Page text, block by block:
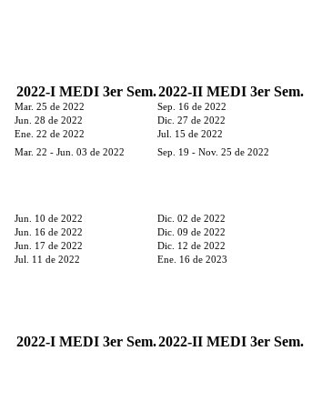
2022-I MEDI 3er Sem.2022-II MEDI 3er Sem.
Mar. 25 de 2022 Sep. 16 de 2022
Jun. 28 de 2022 Dic. 27 de 2022
Ene. 22 de 2022 Jul. 15 de 2022
Mar. 22 - Jun. 03 de 2022 Sep. 19 - Nov. 25 de 2022
Jun. 10 de 2022 Dic. 02 de 2022
Jun. 16 de 2022 Dic. 09 de 2022
Jun. 17 de 2022 Dic. 12 de 2022
Jul. 11 de 2022 Ene. 16 de 2023
2022-I MEDI 3er Sem.2022-II MEDI 3er Sem.